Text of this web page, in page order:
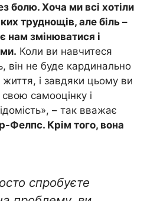
болю. Хоча ми всі хотіли
труднощів, але біль –
нам змінюватися і
Коли ви навчитеся
він не буде кардинально
і завдяки цьому ви
самооцінку і
– так вважає
Фелпс. Крім того, вона
спробуєте